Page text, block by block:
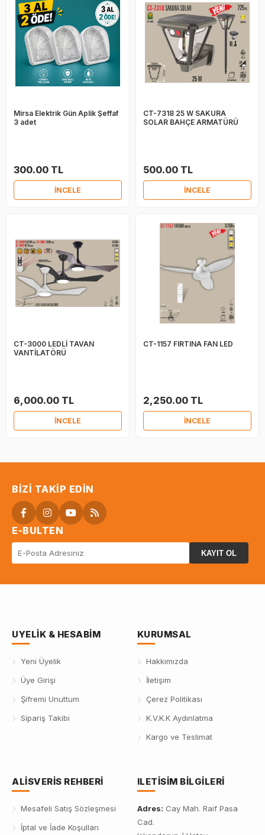
Mirsa Elektrik Gün Aplik Şeffaf
3 adet
300.00 TL
İNCELE
CT-7318 25 W SAKURA
SOLAR BAHÇE ARMATÜRÜ
500.00 TL
İNCELE
CT-3000 LEDLİ TAVAN
VANTİLATÖRÜ
6,000.00 TL
İNCELE
CT-1157 FIRTINA FAN LED
2,250.00 TL
İNCELE
BIZI TAKIP EDIN
E-BULTEN
KAYIT OL
UYELIK & HESABIM
Yeni Üyelik
Üye Girişi
Şifremi Unuttum
Sipariş Takibi
KURUMSAL
Hakkımızda
İletişim
Çerez Politikası
K.V.K.K Aydınlatma
Kargo ve Teslimat
ALISVERIS REHBERI
Mesafeli Satış Sözleşmesi
İptal ve İade Koşulları
ILETISIM BILGILERI
Adres: Cay Mah. Raif Pasa
Cad.